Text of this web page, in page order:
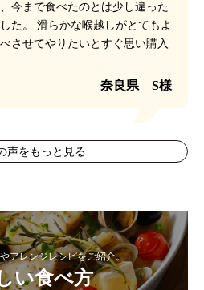
今まで食べたのとは少し違った
た。
滑らかな喉越しがとてもよ
させてやりたいとすぐ思い購入
奈良県 S様
声をもっと見る
アレンジレシピをご紹介。
い食べ方